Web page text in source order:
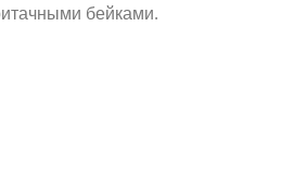
бейками.